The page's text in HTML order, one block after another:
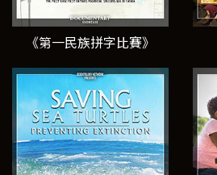
《第一民族拼字比賽》